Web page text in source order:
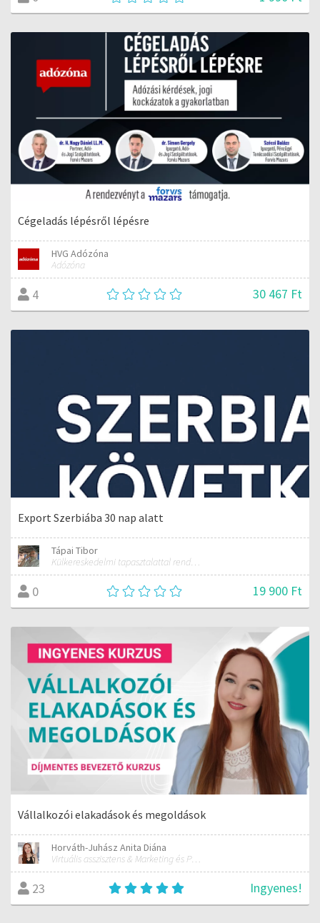
Cégeladás lépésről lépésre
HVG Adózóna
Adózóna
4 30 467 Ft
Export Szerbiába 30 nap alatt
Tápai Tibor
Külkereskedelmi tapasztalattal rendelkező szakember
0 19 900 Ft
Vállalkozói elakadások és megoldások
Horváth-Juhász Anita Diána
Virtuális asszisztens & Marketing és PR szakember
23 Ingyenes!